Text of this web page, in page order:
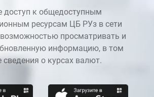
доступ к общедоступным
ресурсам ЦБ РУз в сети
возможностью просматривать и
информацию, в том
сведения о курсах валют.